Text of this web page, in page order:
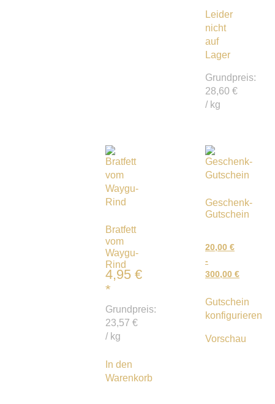
Leider
nicht
auf
Lager
Grundpreis:
28,60 €
/ kg
Bratfett
vom
Waygu-
Rind
4,95 €
*
Grundpreis:
23,57 €
/ kg
In den
Warenkorb
Geschenk-
Gutschein
20,00 €
-
300,00 €
Gutschein
konfigurieren
Vorschau